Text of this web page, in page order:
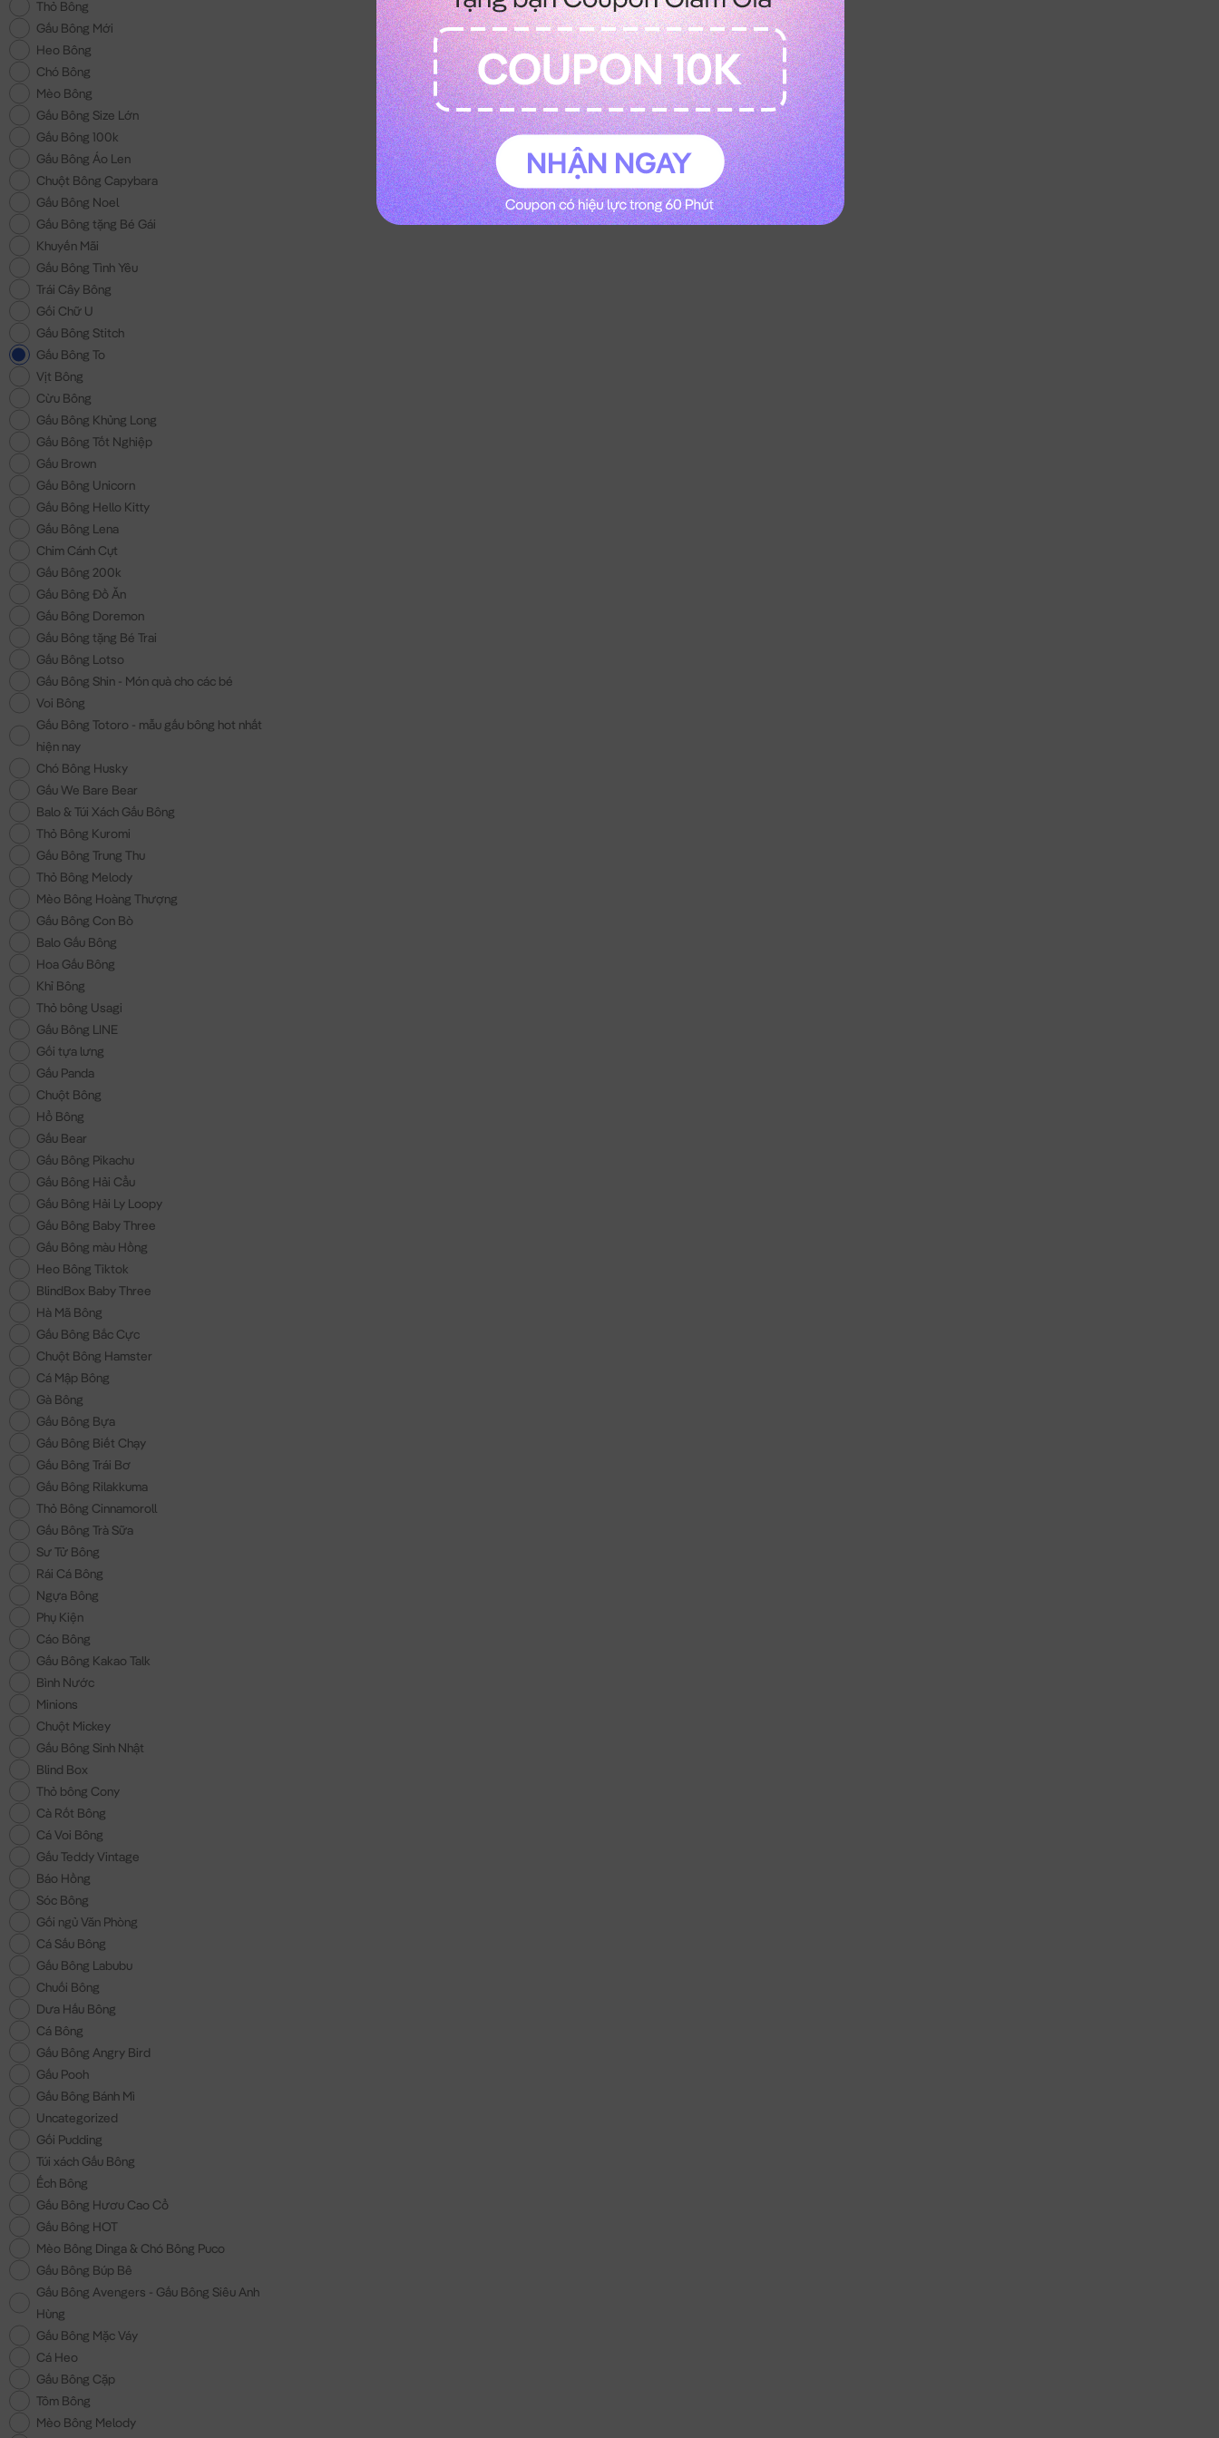
Thỏ Bông
Gấu Bông Mới
Heo Bông
Chó Bông
Mèo Bông
Gấu Bông Size Lớn
Gấu Bông 100k
Gấu Bông Áo Len
Chuột Bông Capybara
Gấu Bông Noel
Gấu Bông tặng Bé Gái
Khuyến Mãi
Gấu Bông Tình Yêu
Trái Cây Bông
Gối Chữ U
Gấu Bông Stitch
Gấu Bông To
Vịt Bông
Cừu Bông
Gấu Bông Khủng Long
Gấu Bông Tốt Nghiệp
Gấu Brown
Gấu Bông Unicorn
Gấu Bông Hello Kitty
Gấu Bông Lena
Chim Cánh Cụt
Gấu Bông 200k
Gấu Bông Đồ Ăn
Gấu Bông Doremon
Gấu Bông tặng Bé Trai
Gấu Bông Lotso
Gấu Bông Shin - Món quà cho các bé
Voi Bông
Gấu Bông Totoro - mẫu gấu bông hot nhất
hiện nay
Chó Bông Husky
Gấu We Bare Bear
Balo & Túi Xách Gấu Bông
Thỏ Bông Kuromi
Gấu Bông Trung Thu
Thỏ Bông Melody
Mèo Bông Hoàng Thượng
Gấu Bông Con Bò
Balo Gấu Bông
Hoa Gấu Bông
Khỉ Bông
Thỏ bông Usagi
Gấu Bông LINE
Gối tựa lưng
Gấu Panda
Chuột Bông
Hổ Bông
Gấu Bear
Gấu Bông Pikachu
Gấu Bông Hải Cẩu
Gấu Bông Hải Ly Loopy
Gấu Bông Baby Three
Gấu Bông màu Hồng
Heo Bông Tiktok
BlindBox Baby Three
Hà Mã Bông
Gấu Bông Bắc Cực
Chuột Bông Hamster
Cá Mập Bông
Gà Bông
Gấu Bông Bựa
Gấu Bông Biết Chạy
Gấu Bông Trái Bơ
Gấu Bông Rilakkuma
Thỏ Bông Cinnamoroll
Gấu Bông Trà Sữa
Sư Tử Bông
Rái Cá Bông
Ngựa Bông
Phụ Kiện
Cáo Bông
Gấu Bông Kakao Talk
Bình Nước
Minions
Chuột Mickey
Gấu Bông Sinh Nhật
Blind Box
Thỏ bông Cony
Cà Rốt Bông
Cá Voi Bông
Gấu Teddy Vintage
Báo Hồng
Sóc Bông
Gối ngủ Văn Phòng
Cá Sấu Bông
Gấu Bông Labubu
Chuối Bông
Dưa Hấu Bông
Cá Bông
Gấu Bông Angry Bird
Gấu Pooh
Gấu Bông Bánh Mì
Uncategorized
Gối Pudding
Túi xách Gấu Bông
Ếch Bông
Gấu Bông Hươu Cao Cổ
Gấu Bông HOT
Mèo Bông Dinga & Chó Bông Puco
Gấu Bông Búp Bê
Gấu Bông Avengers - Gấu Bông Siêu Anh
Hùng
Gấu Bông Mặc Váy
Cá Heo
Gấu Bông Cặp
Tôm Bông
Mèo Bông Melody